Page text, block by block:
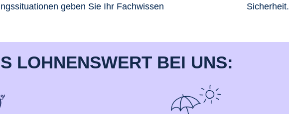
geben Sie Ihr Fachwissen
Sicherheit.
LOHNENSWERT BEI UNS: